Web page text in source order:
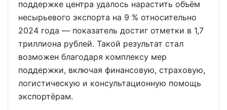
поддержке центра удалось нарастить объём
несырьевого экспорта на 9 % относительно
2024 года — показатель достиг отметки в 1,7
триллиона рублей. Такой результат стал
возможен благодаря комплексу мер
поддержки, включая финансовую, страховую,
логистическую и консультационную помощь
экспортёрам.